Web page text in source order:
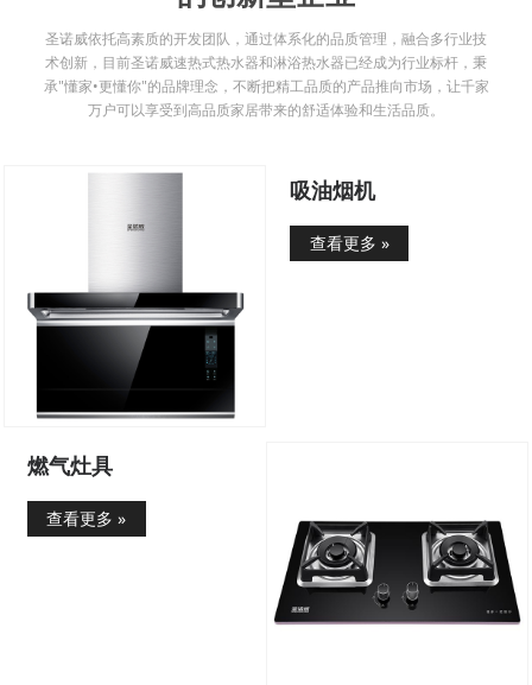
圣诺威依托高素质的开发团队，通过体系化的品质管理，融合多行业技
术创新，目前圣诺威速热式热水器和淋浴热水器已经成为行业标杆，秉
承"懂家•更懂你"的品牌理念，不断把精工品质的产品推向市场，让千家
万户可以享受到高品质家居带来的舒适体验和生活品质。
吸油烟机
查看更多 »
燃气灶具
查看更多 »